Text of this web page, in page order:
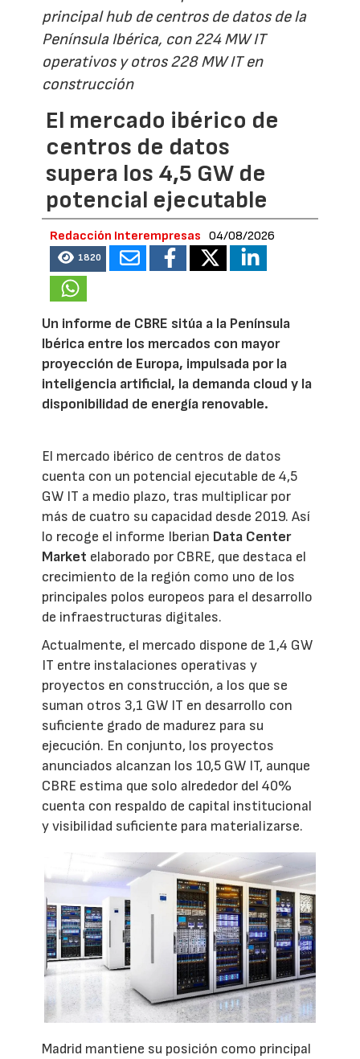
principal hub de centros de datos de la
Península Ibérica, con 224 MW IT
operativos y otros 228 MW IT en
construcción
El mercado ibérico de
centros de datos
supera los 4,5 GW de
potencial ejecutable
Redacción Interempresas 04/08/2026
1820
Un informe de CBRE sitúa a la Península
Ibérica entre los mercados con mayor
proyección de Europa, impulsada por la
inteligencia artificial, la demanda cloud y la
disponibilidad de energía renovable.
El mercado ibérico de centros de datos
cuenta con un potencial ejecutable de 4,5
GW IT a medio plazo, tras multiplicar por
más de cuatro su capacidad desde 2019. Así
lo recoge el informe Iberian Data Center
Market elaborado por CBRE, que destaca el
crecimiento de la región como uno de los
principales polos europeos para el desarrollo
de infraestructuras digitales.
Actualmente, el mercado dispone de 1,4 GW
IT entre instalaciones operativas y
proyectos en construcción, a los que se
suman otros 3,1 GW IT en desarrollo con
suficiente grado de madurez para su
ejecución. En conjunto, los proyectos
anunciados alcanzan los 10,5 GW IT, aunque
CBRE estima que solo alrededor del 40%
cuenta con respaldo de capital institucional
y visibilidad suficiente para materializarse.
Madrid mantiene su posición como principal